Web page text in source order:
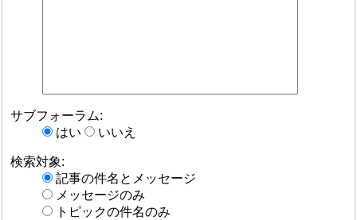
サブフォーラム:
はい
いいえ
検索対象:
記事の件名とメッセージ
メッセージのみ
トピックの件名のみ